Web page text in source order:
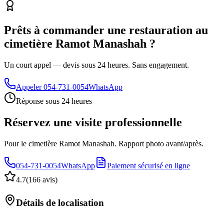
Prêts à commander une restauration au
cimetière Ramot Manashah ?
Un court appel — devis sous 24 heures. Sans engagement.
Appeler 054-731-0054WhatsApp
Réponse sous 24 heures
Réservez une visite professionnelle
Pour le cimetière Ramot Manashah. Rapport photo avant/après.
054-731-0054WhatsApp
Paiement sécurisé en ligne
4.7(166 avis)
Détails de localisation